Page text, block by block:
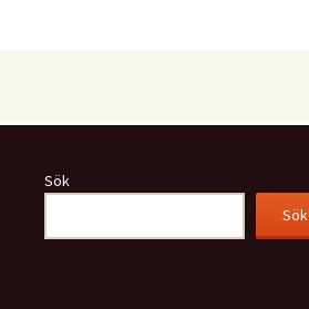
Sök
Sök